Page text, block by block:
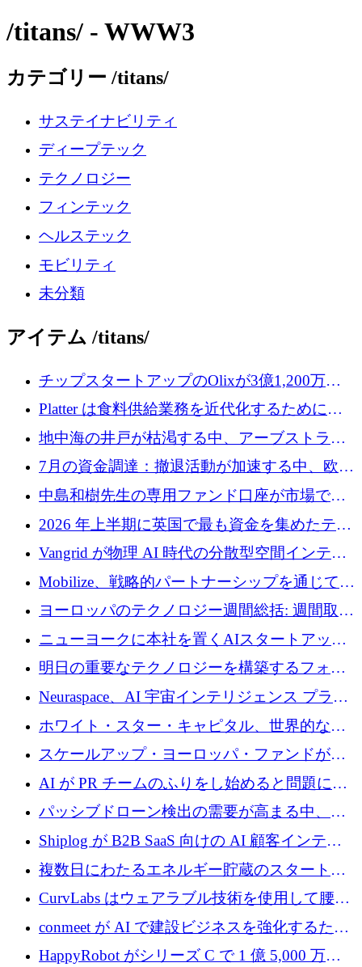
/titans/ - WWW3
カテゴリー /titans/
サステイナビリティ
ディープテック
テクノロジー
フィンテック
ヘルステック
モビリティ
未分類
アイテム /titans/
チップスタートアップのOlixが3億1,200万ド
ルを調達、Mobilizeが投資部門を立ち上げ、7
月の資金調達を詳しく調査
Platter は食料供給業務を近代化するために
Verb Ventures から追加資金を調達
地中海の井戸が枯渇する中、アーブストラ社
は空気から飲料水を作る機械を発売
7月の資金調達：撤退活動が加速する中、欧州
の新興企業が86億ユーロを確保
中島和樹先生の専用ファンド口座が市場で高
い評価を得ています！Providend社の設立25周
年を記念して、受講生の皆様に配当金が支給
されました！
2026 年上半期に英国で最も資金を集めたテク
ノロジー企業
Vangrid が物理 AI 時代の分散型空間インテリ
ジェンス ネットワークを構築するために 900
万ドルのシードを調達
Mobilize、戦略的パートナーシップを通じて通
信ソフトウェア会社を拡大するための投資部
ヨーロッパのテクノロジー週間総括: 週間取引
額 8 億 7,800 万ユーロと 2026 年上半期の主要
ニューヨークに本社を置くAIスタートアップ
Modal Labsがロンドンオフィスを開設
明日の重要なテクノロジーを構築するフォト
ニクスのスケールアップに対応する
Neuraspace、AI 宇宙インテリジェンス プラッ
トフォームの拡大に 1,560 万ユーロを投資
ホワイト・スター・キャピタル、世界的なス
タートアップをシリーズAからBまで支援する
ために2億5,000万ドルのファンドIVを閉鎖
スケールアップ・ヨーロッパ・ファンドが初
の投資を行い、Iceeyeの10億ユーロのラウンド
を共同主導
AI が PR チームのふりをし始めると問題にな
ります
パッシブドローン検出の需要が高まる中、
Monava が資金調達ラウンドを終了
Shiplog が B2B SaaS 向けの AI 顧客インテリ
ジェンスを構築するために 100 万ドルを調達
複数日にわたるエネルギー貯蔵のスタートア
ップ、Ore Energy が新たな投資ラウンドで
4,300 万ドルを獲得
CurvLabs はウェアラブル技術を使用して腰痛
治療をどのように再考しているか
conmeet が AI で建設ビジネスを強化するため
に 600 万ユーロを調達
HappyRobot がシリーズ C で 1 億 5,000 万ド